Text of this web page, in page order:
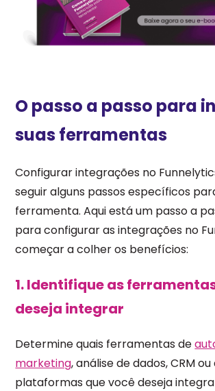
O passo a passo para
suas ferramentas
Configurar integrações no
seguir alguns passos específicos
ferramenta. Aqui está um passo a
para configurar as integrações no
começar a colher os benefícios:
1. Identifique as
deseja integrar
Determine quais ferramentas de
marketing, análise de dados, CRM
plataformas que você deseja